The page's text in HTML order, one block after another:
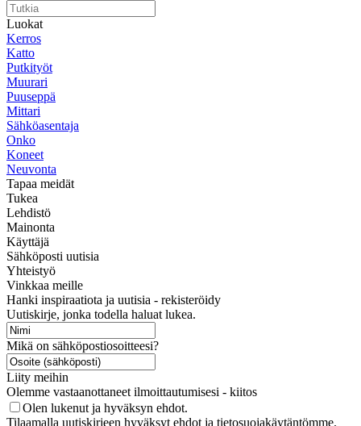
Luokat
Kerros
Katto
Putkityöt
Muurari
Puuseppä
Mittari
Sähköasentaja
Onko
Koneet
Neuvonta
Tapaa meidät
Tukea
Lehdistö
Mainonta
Käyttäjä
Sähköposti uutisia
Yhteistyö
Vinkkaa meille
Hanki inspiraatiota ja uutisia - rekisteröidy
Uutiskirje, jonka todella haluat lukea.
Mikä on sähköpostiosoitteesi?
Liity meihin
Olemme vastaanottaneet ilmoittautumisesi - kiitos
Olen lukenut ja hyväksyn ehdot.
Tilaamalla uutiskirjeen hyväksyt ehdot ja tietosuojakäytäntömme.